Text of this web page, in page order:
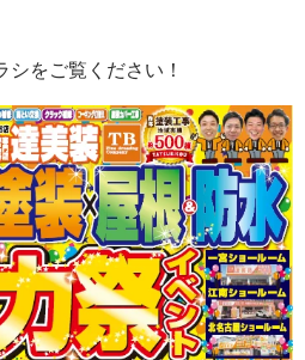
をご覧ください！